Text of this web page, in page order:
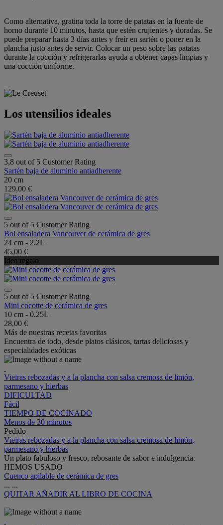
Como alternativa, gratina toda la torre de patatas en la fuente de
horno durante 10 minutos, hasta que estén crujientes y doradas. Se
puede preparar hasta 3 días antes y freír en sartén o poner en la
plancha justo antes de servir. Colocar un peso sobre las patatas
durante la cocción y refrigerarlas ayuda a obtener capas limpias y
una cocción uniforme.
Los utensilios ideales
3,8 out of 5 Customer Rating
Sartén baja de aluminio antiadherente
20 cm
129,00 €
5 out of 5 Customer Rating
Bol ensaladera Vancouver de cerámica de gres
24 cm - 2.2L
45,00 €
Idea regalo
5 out of 5 Customer Rating
Mini cocotte de cerámica de gres
10 cm - 0.25L
28,00 €
Más de nuestras recetas favoritas
Encuentra de todo, desde platos clásicos, tartas deliciosas y
especialidades exóticas
Vieiras rebozadas y a la plancha con salsa cremosa de limón,
parmesano y hierbas
DIFICULTAD
Fácil
TIEMPO DE COCINADO
Menos de 30 minutos
Pedido
Vieiras rebozadas y a la plancha con salsa cremosa de limón,
parmesano y hierbas
Un plato fabuloso y fresco, rebosante de sabor e indulgencia.
HEMOS USADO
Cuenco apilable de cerámica de gres
... ...
QUITAR AÑADIR AL LIBRO DE COCINA